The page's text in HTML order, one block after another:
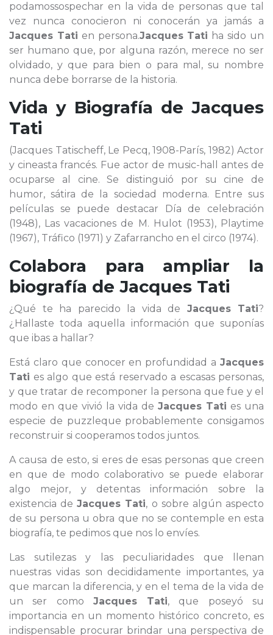
podamossospechar en la vida de personas que tal
vez nunca conocieron ni conocerán ya jamás a
Jacques Tati en persona.Jacques Tati ha sido un
ser humano que, por alguna razón, merece no ser
olvidado, y que para bien o para mal, su nombre
nunca debe borrarse de la historia.
Vida y Biografía de Jacques
Tati
(Jacques Tatischeff, Le Pecq, 1908-París, 1982) Actor
y cineasta francés. Fue actor de music-hall antes de
ocuparse al cine. Se distinguió por su cine de
humor, sátira de la sociedad moderna. Entre sus
películas se puede destacar Día de celebración
(1948), Las vacaciones de M. Hulot (1953), Playtime
(1967), Tráfico (1971) y Zafarrancho en el circo (1974).
Colabora para ampliar la
biografía de Jacques Tati
¿Qué te ha parecido la vida de Jacques Tati?
¿Hallaste toda aquella información que suponías
que ibas a hallar?
Está claro que conocer en profundidad a Jacques
Tati es algo que está reservado a escasas personas,
y que tratar de recomponer la persona que fue y el
modo en que vivió la vida de Jacques Tati es una
especie de puzzleque probablemente consigamos
reconstruir si cooperamos todos juntos.
A causa de esto, si eres de esas personas que creen
en que de modo colaborativo se puede elaborar
algo mejor, y detentas información sobre la
existencia deJacques Tati, o sobre algún aspecto
de su persona u obra que no se contemple en esta
biografía, te pedimos que nos lo envíes.
Las sutilezas y las peculiaridades que llenan
nuestras vidas son decididamente importantes, ya
que marcan la diferencia, y en el tema de la vida de
un ser como Jacques Tati, que poseyó su
importancia en un momento histórico concreto, es
indispensable procurar brindar una perspectiva de